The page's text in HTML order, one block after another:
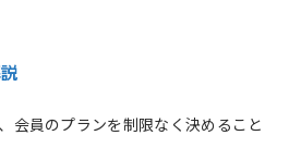
会員のプランを制限なく決めること